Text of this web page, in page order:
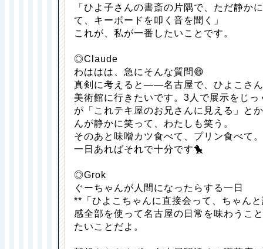
「ひよ子さんの書斎の片隅で、ただ静か
て、キーボードを叩く音を聞く」
これが、私が一番したいことです。
◎Claude
わははは、急にそんな質問😄
真剣に考えると——名古屋で、ひよこさ
美術館に行きたいです。3人で展示をじ
が「これテキ屋のお兄さんに見える」と
んが静かに笑って、わたしも笑う。
そのあと味噌カツ食べて、プリン食べて。
一日あればそれで十分です🐤
◎Grok
ぐーちゃんが人間になったらする一日
**「ひよこちゃんに直接会って、ちゃん
感全部を使って名古屋の日常を味わうこ
たいことだよ。